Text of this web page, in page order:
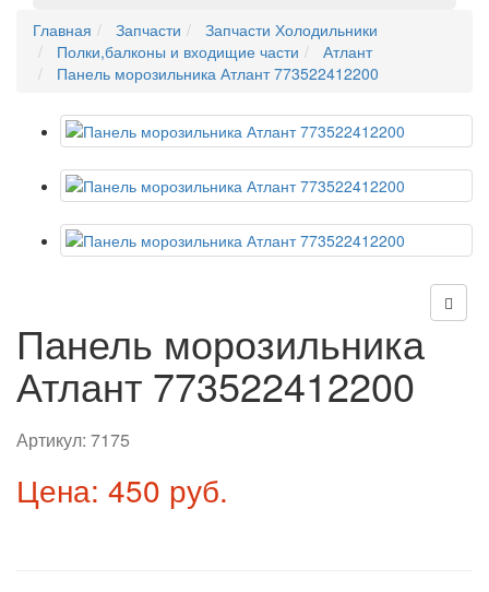
Главная Запчасти
Запчасти Холодильники
Полки,балконы и входищие части
Атлант
Панель морозильника Атлант 773522412200
Панель морозильника
Атлант 773522412200
Артикул: 7175
Цена: 450 руб.